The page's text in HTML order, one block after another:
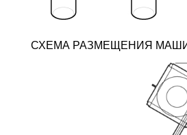
СХЕМА РАЗМЕЩЕНИЯ